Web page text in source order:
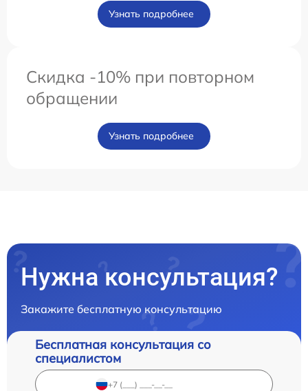
Узнать подробнее
Скидка -10% при повторном
обращении
Узнать подробнее
Нужна консультация?
Закажите бесплатную консультацию
Бесплатная консультация со
специалистом